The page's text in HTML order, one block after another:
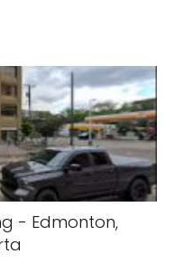
- Edmonton,